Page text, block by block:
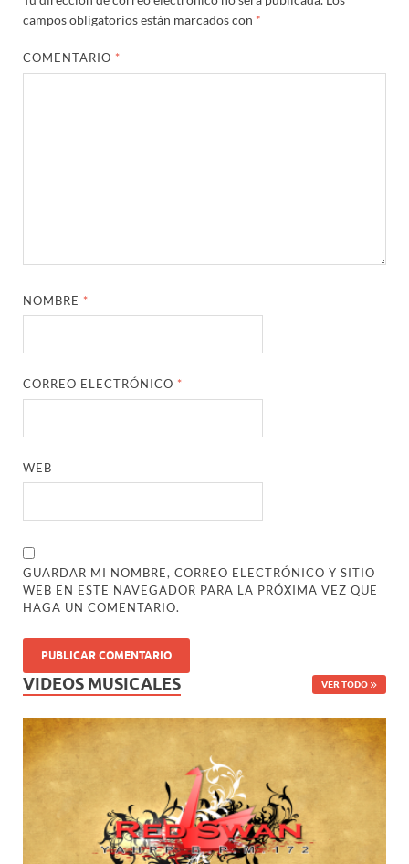
campos obligatorios están marcados con *
COMENTARIO *
NOMBRE *
CORREO ELECTRÓNICO *
WEB
GUARDAR MI NOMBRE, CORREO ELECTRÓNICO Y SITIO
WEB EN ESTE NAVEGADOR PARA LA PRÓXIMA VEZ QUE
HAGA UN COMENTARIO.
VIDEOS MUSICALES VER TODO